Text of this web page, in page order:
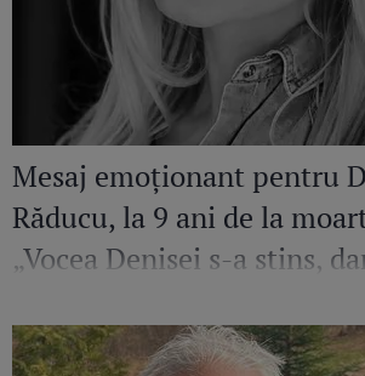
Mesaj emoționant pentru
Răducu, la 9 ani de la
„Vocea Denisei s-a stins,